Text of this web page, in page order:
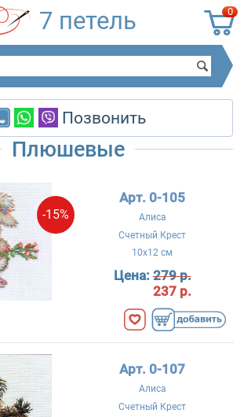
0
7 петель
Позвонить
Плюшевые
-15%
Арт. 0-105
Алиса
Счетный Крест
10x12 см
Цена:279 р.
237 р.
Арт. 0-107
Алиса
Счетный Крест